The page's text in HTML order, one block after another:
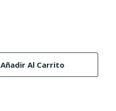
Añadir Al Carrito